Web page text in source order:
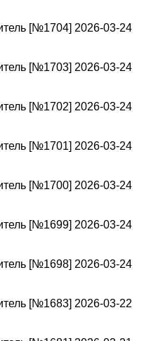
[№1704] 2026-03-24
[№1703] 2026-03-24
[№1702] 2026-03-24
[№1701] 2026-03-24
[№1700] 2026-03-24
[№1699] 2026-03-24
[№1698] 2026-03-24
[№1683] 2026-03-22